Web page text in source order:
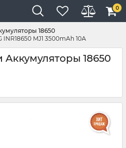
0
18650
MJ1 3500mAh 10A
Аккумуляторы 18650